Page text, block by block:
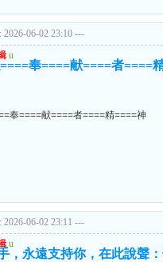
06-02 23:10 ---
u
奉====献====者====
奉====献====者====精====神
06-02 23:11 ---
u
，永遠支持你，在此說聲